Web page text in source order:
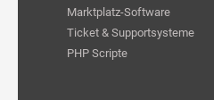
Marktplatz-Software
Ticket & Supportsysteme
PHP Scripte